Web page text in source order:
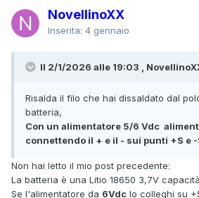
NovellinoXX
Inserita: 4 gennaio
Il 2/1/2026 alle 19:03 ,
Risalda il filo che hai dissaldato dal
batteria,
Con un alimentatore 5/6 Vdc
connettendo il + e il - sui punti +S e
Non hai letto il mio post precedente:
La batteria è una Litio 18650 3,7V
Se l'alimentatore da 6Vdc lo colleghi su